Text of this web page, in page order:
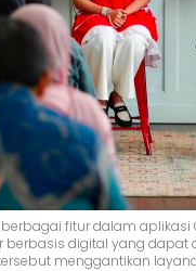
fitur dalam aplikasi
digital yang dapat
menggantikan